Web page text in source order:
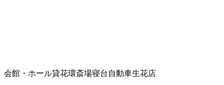
会館・ホール貸花環斎場寝台自動車生花店